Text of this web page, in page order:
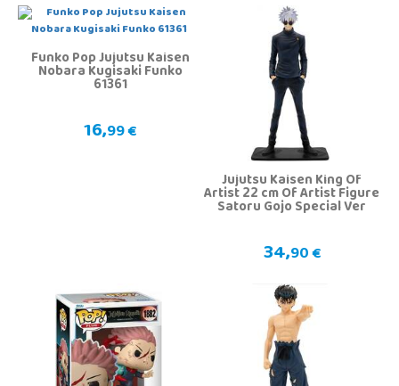
Funko Pop Jujutsu Kaisen
Nobara Kugisaki Funko
61361
16,99 €
Jujutsu Kaisen King Of
Artist 22 cm Of Artist Figure
Satoru Gojo Special Ver
34,90 €